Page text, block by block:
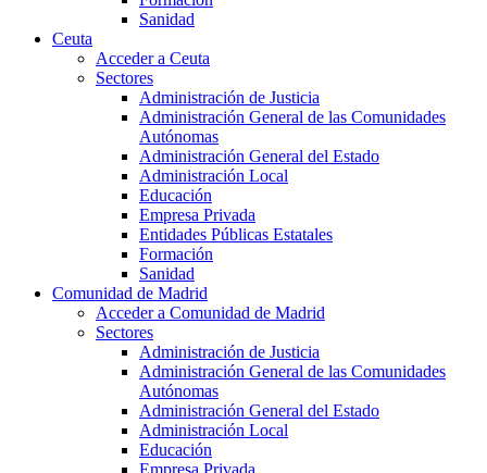
Sanidad
Ceuta
Acceder a Ceuta
Sectores
Administración de Justicia
Administración General de las Comunidades
Autónomas
Administración General del Estado
Administración Local
Educación
Empresa Privada
Entidades Públicas Estatales
Formación
Sanidad
Comunidad de Madrid
Acceder a Comunidad de Madrid
Sectores
Administración de Justicia
Administración General de las Comunidades
Autónomas
Administración General del Estado
Administración Local
Educación